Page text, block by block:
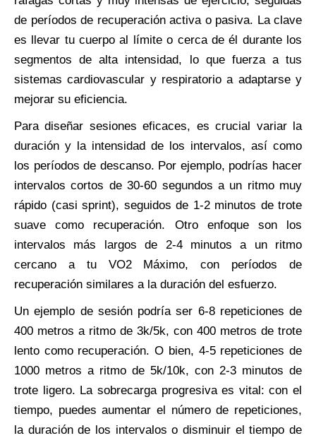
de períodos de recuperación activa o pasiva. La clave
es llevar tu cuerpo al límite o cerca de él durante los
segmentos de alta intensidad, lo que fuerza a tus
sistemas cardiovascular y respiratorio a adaptarse y
mejorar su eficiencia.
Para diseñar sesiones eficaces, es crucial variar la
duración y la intensidad de los intervalos, así como
los períodos de descanso. Por ejemplo, podrías hacer
intervalos cortos de 30-60 segundos a un ritmo muy
rápido (casi sprint), seguidos de 1-2 minutos de trote
suave como recuperación. Otro enfoque son los
intervalos más largos de 2-4 minutos a un ritmo
cercano a tu VO2 Máximo, con períodos de
recuperación similares a la duración del esfuerzo.
Un ejemplo de sesión podría ser 6-8 repeticiones de
400 metros a ritmo de 3k/5k, con 400 metros de trote
lento como recuperación. O bien, 4-5 repeticiones de
1000 metros a ritmo de 5k/10k, con 2-3 minutos de
trote ligero. La sobrecarga progresiva es vital: con el
tiempo, puedes aumentar el número de repeticiones,
la duración de los intervalos o disminuir el tiempo de